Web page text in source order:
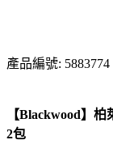
產品編號: 5883774
【Blackwood】
2包